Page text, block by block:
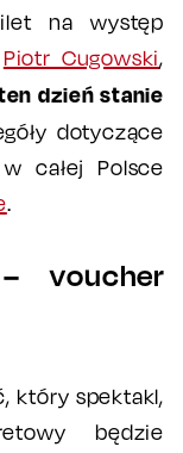
na występ
Piotr Cugowski,
dzień stanie
dotyczące
całej Polsce
.
voucher
który spektakl,
będzie